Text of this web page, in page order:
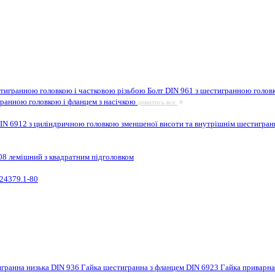
головкою і частковою різьбою Болт DIN 961 з шестигранною
головкою і фланцем з насічкою дивитись все
6912 з циліндричною головкою зменшеної висоти та внутрішнім
лемішний з квадратним підголовком
80
низька DIN 936 Гайка шестигранна з фланцем DIN 6923 Гайка